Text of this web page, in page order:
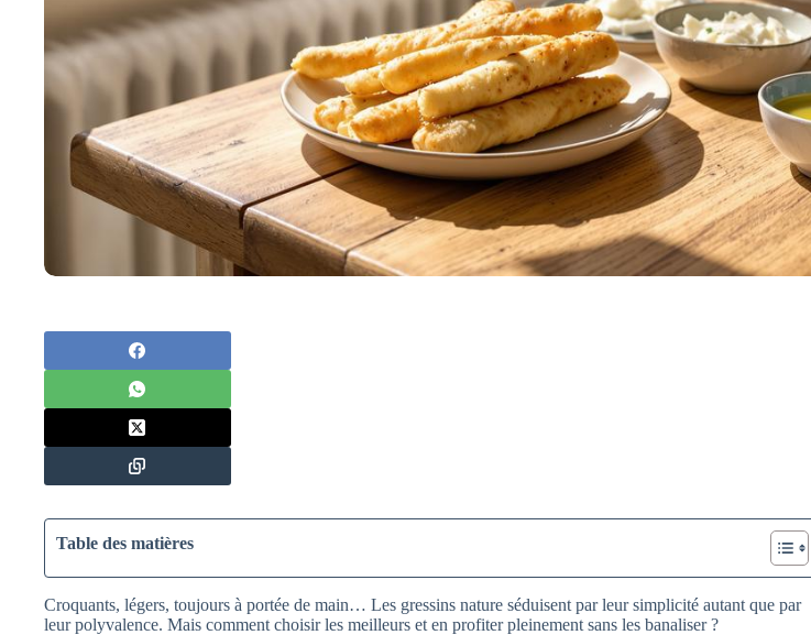
Table des matières
Croquants, légers, toujours à portée de main… Les gressins nature séduisent par leur simplicité autant que par
leur polyvalence. Mais comment choisir les meilleurs et en profiter pleinement sans les banaliser ?